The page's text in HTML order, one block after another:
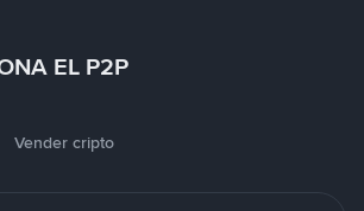
EL P2P
Vender cripto